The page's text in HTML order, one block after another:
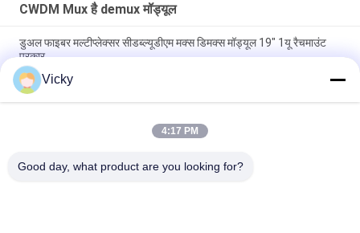
CWDM Mux है demux मॉड्यूल
डुअल फाइबर मल्टीप्लेक्सर सीडब्ल्यूडीएम मक्स डिमक्स मॉड्यूल 19" 1यू रैचमाउंट
प्रकार
FWDM फ़िल्टर मिनी ABS बॉक्स TX1550 RX 1310nm 1490nm SC UPC
SC APC
अल्ट्रा-लो लॉस के साथ कस्टमाइज़ेबल 8 चैनल मिनी स्मॉल CWDM Mux Demux
Vicky
4:17 PM
Good day, what product are you looking for?